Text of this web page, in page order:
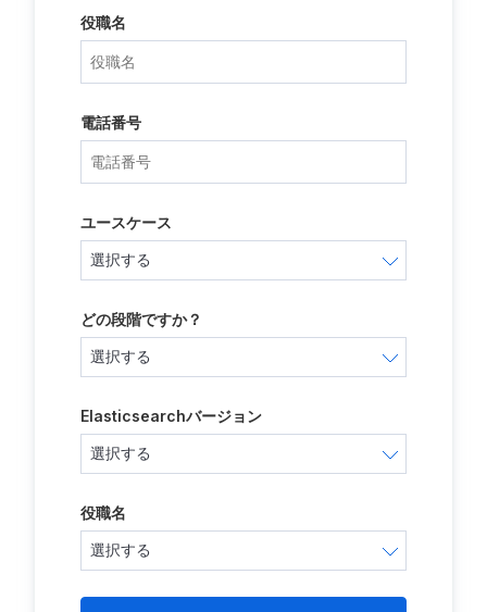
役職名
電話番号
ユースケース
どの段階ですか？
Elasticsearchバージョン
役職名